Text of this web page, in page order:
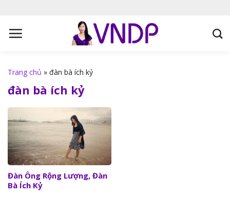
Trang chủ » đàn bà ích kỷ
đàn bà ích kỷ
Đàn Ông Rộng Lượng, Đàn
Bà Ích Kỷ